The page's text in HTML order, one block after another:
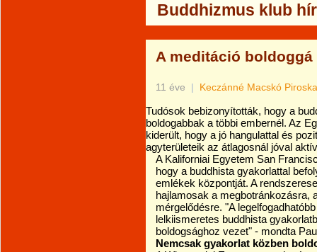
Buddhizmus klub
A meditáció boldoggá
11 éve | Keczánné Macskó Piroska
Tudósok bebizonyították, hogy a
boldogabbak a többi embernél. Az
kiderült, hogy a jó hangulattal és
agyterületeik az átlagosnál jóval
A Kaliforniai Egyetem San
hogy a buddhista gyakorlattal
emlékek központját. A
hajlamosak a megbotránkozásra,
mérgelődésre. "A
lelkiismeretes buddhista
boldogsághoz vezet" - mondta
Nemcsak gyakorlat közben